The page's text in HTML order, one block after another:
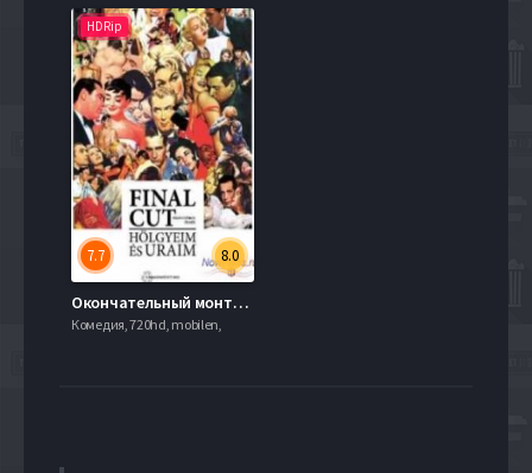
HDRip
8.0
7.7
Окончательный монтаж – дамы и господа! (2012)
Комедия, 720hd, mobilen,